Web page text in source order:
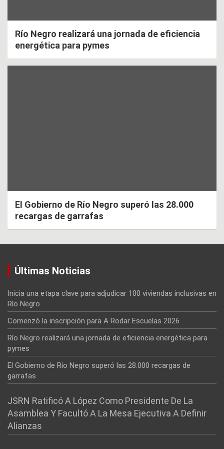
Río Negro realizará una jornada de eficiencia
energética para pymes
El Gobierno de Río Negro superó las 28.000
recargas de garrafas
Últimas Noticias
Inicia una etapa clave para adjudicar 100 viviendas inclusivas en
Río Negro
Comenzó la inscripción para A Rodar Escuelas 2026
Río Negro realizará una jornada de eficiencia energética para
pymes
El Gobierno de Río Negro superó las 28.000 recargas de
garrafas
JSRN Ratificó A López Como Presidente De La
Asamblea Y Facultó A La Mesa Ejecutiva A Definir
Alianzas